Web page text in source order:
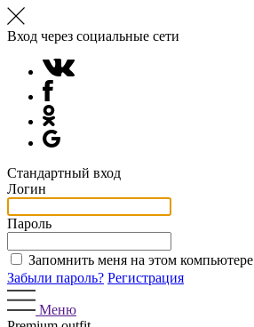
Вход через социальные сети
Стандартный вход
Логин
Пароль
Запомнить меня на этом компьютере
Забыли пароль? Регистрация
Меню